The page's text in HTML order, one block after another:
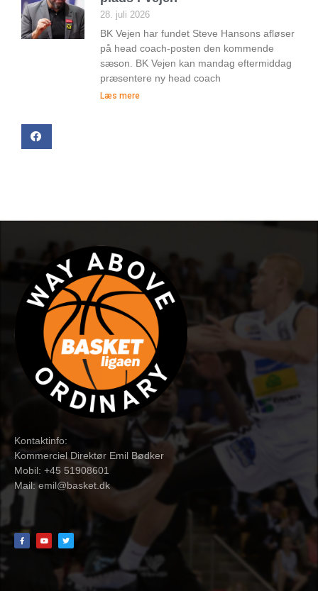
28. juli 2026
BK Vejen har fundet Steve Hansons afløser
på head coach-posten den kommende
sæson. BK Vejen kan mandag eftermiddag
præsentere ny head coach
Læs mere
Kontaktinfo:
Kommerciel Direktør Emil Bødker
Mobil: +45 51908601
Mail:emil@basket.dk